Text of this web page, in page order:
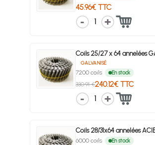
45.96€ TTC
1
Coils 25/27 x 64 annelées
GALVANISÉ
7200 coils En stock
330.91 €240.12€ TTC
1
Coils 28/31x64 annelées
6000 coils En stock